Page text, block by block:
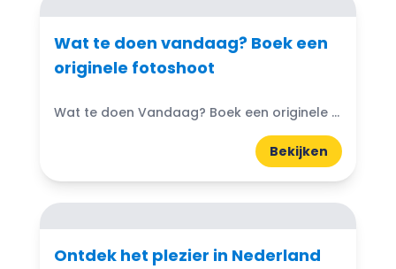
Wat te doen vandaag? Boek een
originele fotoshoot
Wat te doen Vandaag? Boek een originele fotoshoot! Leuk als uitje én cadeau voor Moederdag, Vaderdag, Dierendag of Kerst!
Bekijken
Ontdek het plezier in Nederland